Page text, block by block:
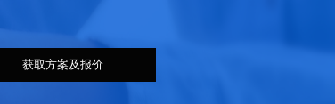
获取方案及报价